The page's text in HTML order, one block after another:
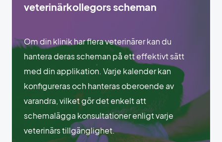
veterinärkollegors scheman
Om din klinik har flera veterinärer kan du
hantera deras scheman på ett effektivt sätt
med din applikation. Varje kalender kan
konfigureras och hanteras oberoende av
varandra, vilket gör det enkelt att
schemalägga konsultationer enligt varje
veterinärs tillgänglighet.